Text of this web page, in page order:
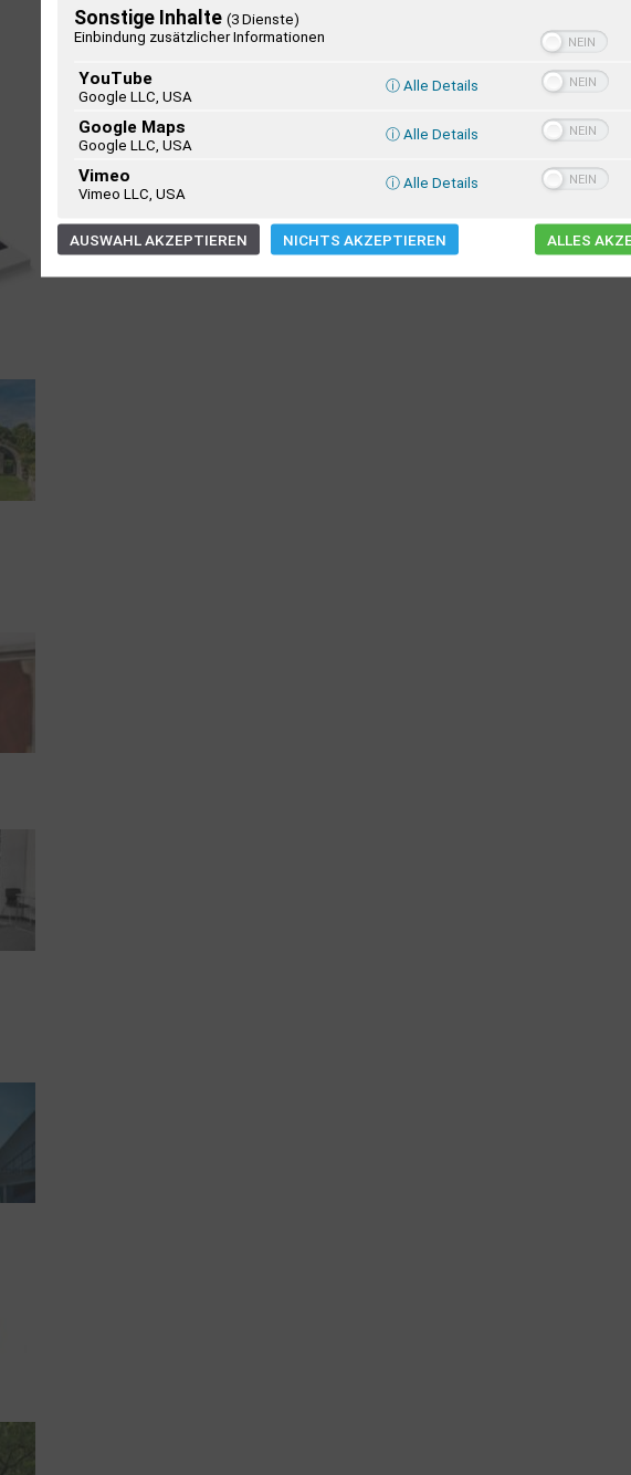
Sonstige Inhalte (3 Dienste)
Einbindung zusätzlicher Informationen
YouTube
Google LLC, USA
ⓘ Alle Details
Google Maps
Google LLC, USA
ⓘ Alle Details
Vimeo
Vimeo LLC, USA
ⓘ Alle Details
AUSWAHL AKZEPTIEREN NICHTS AKZEPTIEREN ALLES